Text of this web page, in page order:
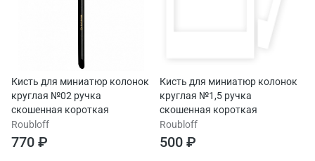
Кисть для миниатюр колонок
круглая №02 ручка
скошенная короткая
Roubloff
770 ₽
Кисть для миниатюр колонок
круглая №1,5 ручка
скошенная короткая
Roubloff
500 ₽